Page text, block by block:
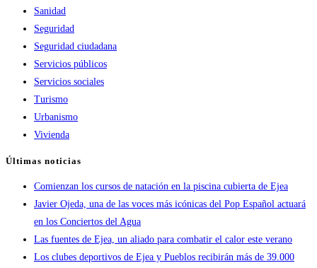
Sanidad
Seguridad
Seguridad ciudadana
Servicios públicos
Servicios sociales
Turismo
Urbanismo
Vivienda
Últimas noticias
Comienzan los cursos de natación en la piscina cubierta de Ejea
Javier Ojeda, una de las voces más icónicas del Pop Español actuará
en los Conciertos del Agua
Las fuentes de Ejea, un aliado para combatir el calor este verano
Los clubes deportivos de Ejea y Pueblos recibirán más de 39.000